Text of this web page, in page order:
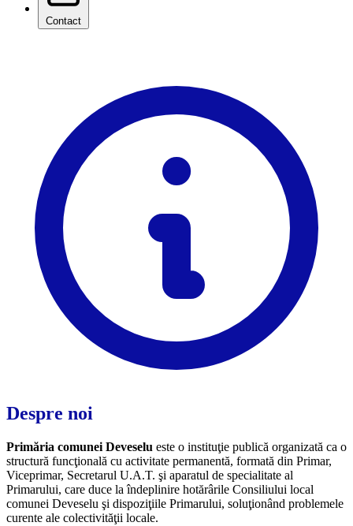
Contact
Despre noi
Primăria comunei Deveselu este o instituţie publică organizată ca o
structură funcţională cu activitate permanentă, formată din Primar,
Viceprimar, Secretarul U.A.T. şi aparatul de specialitate al
Primarului, care duce la îndeplinire hotărârile Consiliului local
comunei Deveselu şi dispoziţiile Primarului, soluţionând problemele
curente ale colectivităţii locale.